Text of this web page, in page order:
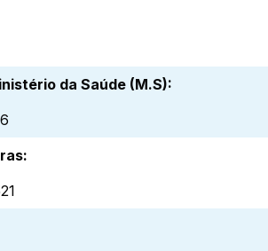
da Saúde (M.S):
: